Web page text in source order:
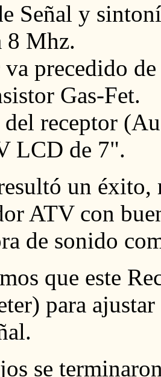
Señal y
8 Mhz.
precedido
Gas-Fet.
del receptor
LCD de 7".
un éxito,
ATV con
de sonido
que este
para
se